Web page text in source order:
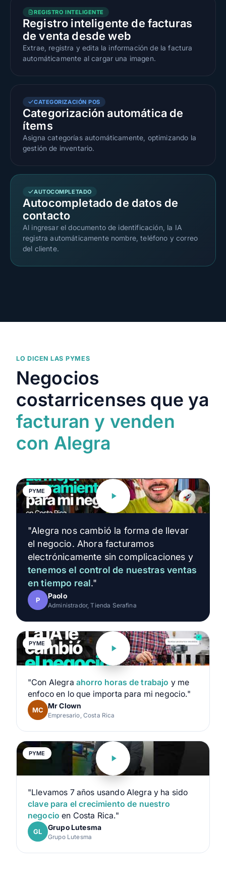
REGISTRO INTELIGENTE
Registro inteligente de facturas
de venta desde web
Extrae, registra y edita la información de la factura
automáticamente al cargar una imagen.
CATEGORIZACIÓN POS
Categorización automática de
ítems
Asigna categorías automáticamente, optimizando la
gestión de inventario.
AUTOCOMPLETADO
Autocompletado de datos de
contacto
Al ingresar el documento de identificación, la IA
registra automáticamente nombre, teléfono y correo
del cliente.
LO DICEN LAS PYMES
Negocios
costarricenses que ya
facturan y venden
con Alegra
PYME
"Alegra nos cambió la forma de llevar
el negocio. Ahora facturamos
electrónicamente sin complicaciones y
tenemos el control de nuestras ventas
en tiempo real."
P Paolo
Administrador, Tienda Serafina
PYME
"Con Alegra ahorro horas de trabajo y me
enfoco en lo que importa para mi negocio."
MC Mr Clown
Empresario, Costa Rica
PYME
"Llevamos 7 años usando Alegra y ha sido
clave para el crecimiento de nuestro
negocio en Costa Rica."
GL Grupo Lutesma
Grupo Lutesma